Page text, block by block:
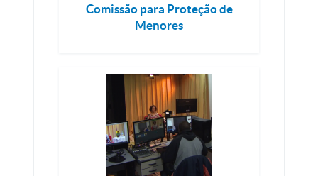
Comissão para Proteção de
Menores